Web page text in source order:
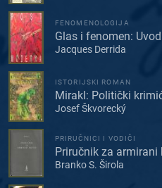
FENOMENOLOGIJA
Glas i fenomen:
Jacques Derrida
ISTORIJSKI ROMAN
Mirakl: Politički
Josef Škvorecký
PRIRUČNICI I VODIČI
Priručnik za armirani
Branko S. Širola